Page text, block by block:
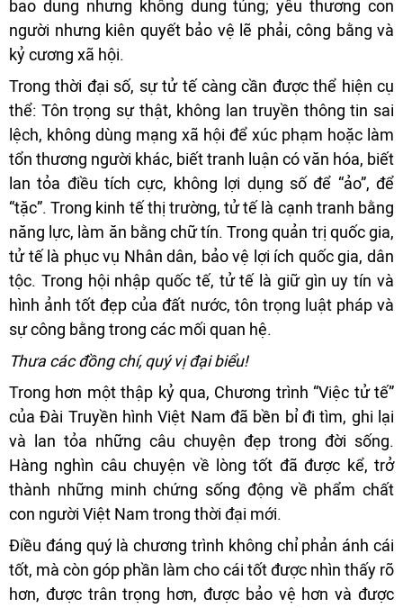
bao dung nhưng không dung túng; yêu thương con
người nhưng kiên quyết bảo vệ lẽ phải, công bằng và
kỷ cương xã hội.
Trong thời đại số, sự tử tế càng cần được thể hiện cụ
thể: Tôn trọng sự thật, không lan truyền thông tin sai
lệch, không dùng mạng xã hội để xúc phạm hoặc làm
tổn thương người khác, biết tranh luận có văn hóa, biết
lan tỏa điều tích cực, không lợi dụng số để “ảo”, để
“tặc”. Trong kinh tế thị trường, tử tế là cạnh tranh bằng
năng lực, làm ăn bằng chữ tín. Trong quản trị quốc gia,
tử tế là phục vụ Nhân dân, bảo vệ lợi ích quốc gia, dân
tộc. Trong hội nhập quốc tế, tử tế là giữ gìn uy tín và
hình ảnh tốt đẹp của đất nước, tôn trọng luật pháp và
sự công bằng trong các mối quan hệ.
Thưa các đồng chí, quý vị đại biểu!
Trong hơn một thập kỷ qua, Chương trình “Việc tử tế”
của Đài Truyền hình Việt Nam đã bền bỉ đi tìm, ghi lại
và lan tỏa những câu chuyện đẹp trong đời sống.
Hàng nghìn câu chuyện về lòng tốt đã được kể, trở
thành những minh chứng sống động về phẩm chất
con người Việt Nam trong thời đại mới.
Điều đáng quý là chương trình không chỉ phản ánh cái
tốt, mà còn góp phần làm cho cái tốt được nhìn thấy rõ
hơn, được trân trọng hơn, được bảo vệ hơn và được